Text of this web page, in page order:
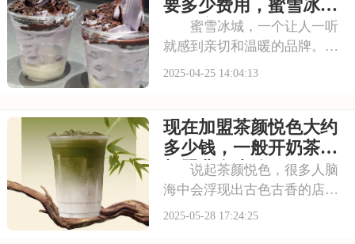
喜茶加盟条件及加盟
要多少费用，蜜雪冰城
饮品店加盟具体需要多
少钱
蜜雪冰城，一个让人一听
就感到亲切和温暖的品牌。它
的每一款饮品都承载着对美好
团队，那么加盟蜜雪冰城将是
你的选择。本文将为你揭秘加
盟一家蜜雪冰城一般
2025-04-25 14:04:13
现在加盟茶颜悦色大约
多少钱，一般开奶茶店
加盟费多少钱
说起茶颜悦色，很多人脑
海中会浮现出古色古香的店铺
和高颜值的茶饮。作为新中式
2025-05-28 17:24:25